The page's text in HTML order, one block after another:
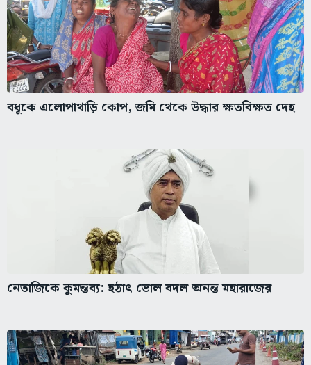
বধূকে এলোপাথাড়ি কোপ, জমি থেকে উদ্ধার ক্ষতবিক্ষত দেহ
নেতাজিকে কুমন্তব্য: হঠাৎ ভোল বদল অনন্ত মহারাজের